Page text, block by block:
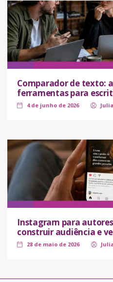
Comparador de texto:
ferramentas para
4 de junho de 2026
Instagram para
construir audiência e
28 de maio de 2026